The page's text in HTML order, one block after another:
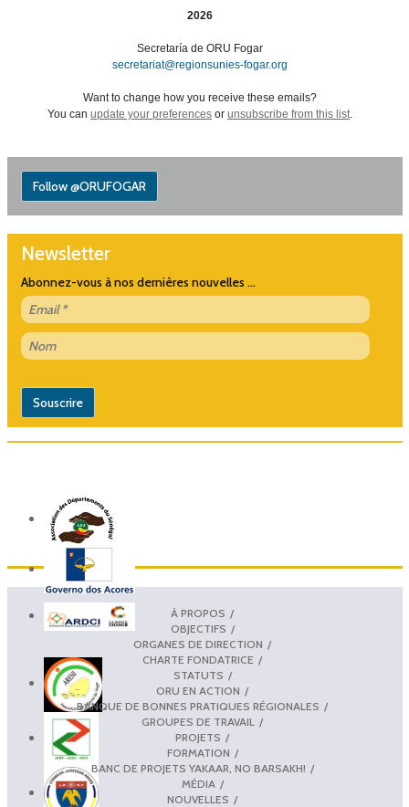
2026
Secretaría de ORU Fogar
secretariat@regionsunies-fogar.org
Want to change how you receive these emails?
You can update your preferences or unsubscribe from this list.
Follow @ORUFOGAR
Newsletter
Abonnez-vous à nos dernières nouvelles ...
À PROPOS
OBJECTIFS
ORGANES DE DIRECTION
CHARTE FONDATRICE
STATUTS
ORU EN ACTION
BANQUE DE BONNES PRATIQUES RÉGIONALES
GROUPES DE TRAVAIL
PROJETS
FORMATION
BANC DE PROJETS YAKAAR, NO BARSAKH!
MÉDIA
NOUVELLES